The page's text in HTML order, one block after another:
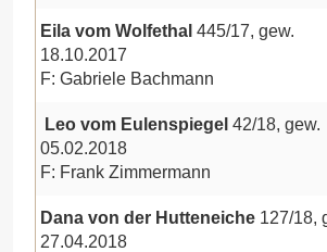
Eila vom Wolfethal 445/17, gew.
18.10.2017
F: Gabriele Bachmann
Leo vom Eulenspiegel 42/18, gew.
05.02.2018
F: Frank Zimmermann
Dana von der Hutteneiche 127/18,
27.04.2018